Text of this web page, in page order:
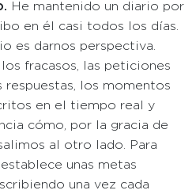
He mantenido un diario por
en él casi todos los días.
es darnos perspectiva.
fracasos, las peticiones
respuestas, los momentos
en el tiempo real y
cómo, por la gracia de
al otro lado. Para
unas metas
una vez cada